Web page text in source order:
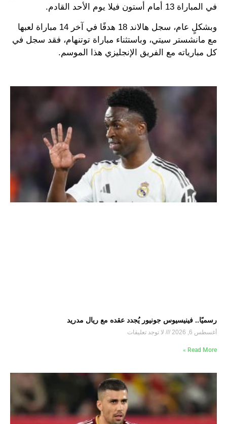
في المباراة 13 أمام أستون فيلا يوم الأحد القادم.
وبشكلٍ عام، سجل هالاند 18 هدفًا في آخر 14 مباراة لعبها
مع مانشستر سيتي، وباستثناء مباراة توتنهام، فقد سجل في
كل مبارياته مع الفريق الإنجليزي هذا الموسم.
رسميًا.. فينيسيوس جونيور يُجدد عقده مع ريال مدريد
أغسطس 6, 2026 لا توجد تعليقات
Read More »